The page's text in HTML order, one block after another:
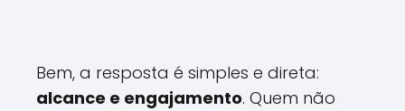
Bem, a resposta é simples e direta:
alcance e engajamento. Quem não